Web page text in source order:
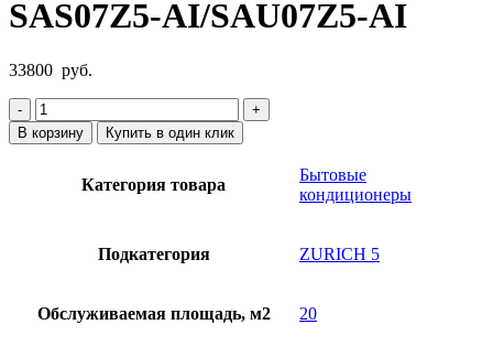
SAS07Z5-AI/SAU07Z5-AI
33800 руб.
Количество
товара
Кондиционер
SAS07Z5-
В корзину Купить в один клик
Категория товара
Бытовые
кондиционеры
Подкатегория ZURICH 5
Обслуживаемая площадь, м2 20